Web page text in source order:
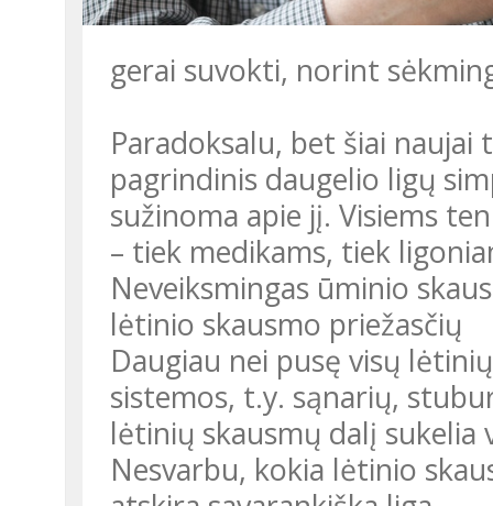
gerai suvokti, norint
Paradoksalu, bet šiai naujai teorijai nėra net 40 metų. Skausmas –
pagrindinis daugelio ligų
sužinoma apie jį. Visiems
– tiek medikams, tiek
Neveiksmingas ūminio
lėtinio skausmo priežasčių
Daugiau nei pusę visų
sistemos, t.y. sąnarių,
lėtinių skausmų dalį sukelia
Nesvarbu, kokia lėtinio